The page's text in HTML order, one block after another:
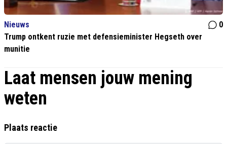
Nieuws
0
Trump ontkent ruzie met defensieminister Hegseth over
munitie
Laat mensen jouw mening
weten
Plaats reactie